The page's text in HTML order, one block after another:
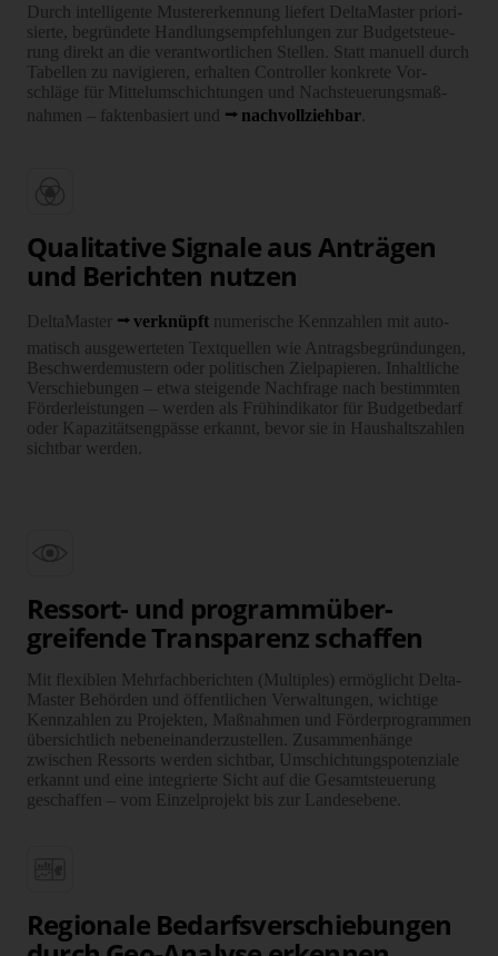
Durch intel­ligente Muster­erkennung liefert Delta­Master priori­
sierte, begründete Hand­lungs­empfeh­lungen zur Budget­steue­
rung direkt an die verant­wort­lichen Stellen. Statt manuell durch
Tabellen zu navi­gieren, erhalten Con­troller konkrete Vor­
schläge für Mittel­um­schich­tungen und Nach­steue­rungs­maß­
nahmen – fakten­basiert und
nach­voll­ziehbar
Quali­tative Signale aus An­trägen
und Berichten nutzen
Delta­Master ver­knüpft nume­rische Kenn­zahlen mit auto­
matisch aus­gewerteten Text­quellen wie Antrags­begrün­dungen,
Beschwerde­mustern oder poli­tischen Ziel­papieren. Inhalt­liche
Ver­schie­bungen – etwa steigende Nach­frage nach bestimmten
Förder­leis­tungen – werden als Früh­indi­kator für Budget­bedarf
oder Kapazi­täts­eng­pässe erkannt, bevor sie in Haus­halts­zahlen
sicht­bar werden.
Ressort- und programm­über­
greifende Trans­parenz schaffen
Mit flexi­blen Mehr­fach­berichten (Multiples) ermög­licht Delta­
Master Behörden und öffent­lichen Ver­waltungen, wichtige
Kenn­zahlen zu Projekten, Maß­nahmen und Förder­programmen
über­sicht­lich neben­einander­zustellen. Zusam­men­hänge
zwischen Ressorts werden sicht­bar, Um­schich­tungs­potenziale
erkannt und eine inte­grierte Sicht auf die Gesamt­steue­rung
geschaffen – vom Einzel­projekt bis zur Landes­ebene.
Regio­nale Bedarfs­ver­schie­bungen